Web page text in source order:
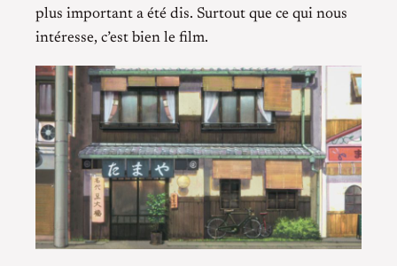
plus important a été dis. Surtout que ce qui nous
intéresse, c’est bien le film.